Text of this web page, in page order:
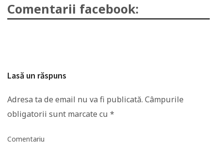
Comentarii facebook:
Lasă un răspuns
Adresa ta de email nu va fi publicată. Câmpurile
obligatorii sunt marcate cu *
Comentariu